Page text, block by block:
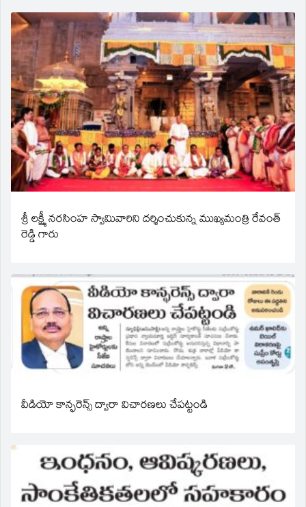
శ్రీ లక్ష్మీ నరసింహ స్వామివారిని దర్శించుకున్న ముఖ్యమంత్రి రేవంత్
రెడ్డి గారు
వీడియో కాన్ఫరెన్స్ ద్వారా విచారణలు చేపట్టండి